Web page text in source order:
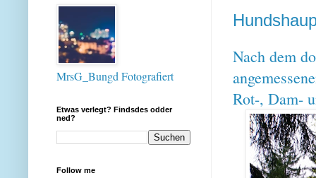
Nach dem
Rot-, Dam-
MrsG_Bungd Fotografiert
Etwas verlegt? Findsdes odder
ned?
Follow me